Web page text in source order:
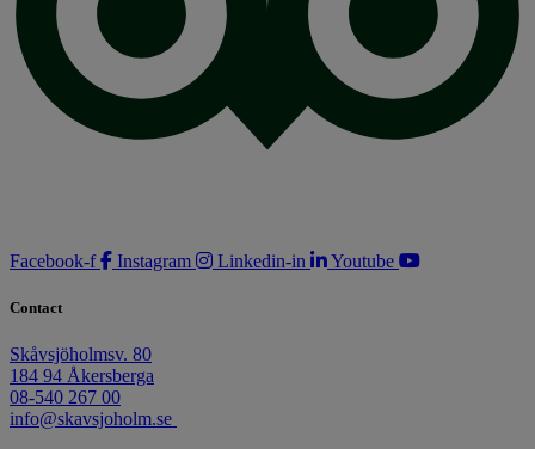
Facebook-f Instagram Linkedin-in Youtube
Contact
Skåvsjöholmsv. 80
184 94 Åkersberga
08-540 267 00
info@skavsjoholm.se